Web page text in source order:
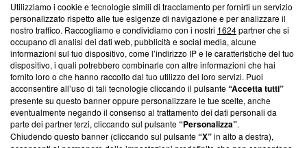
Questa sezione offre informazioni trasparenti su Blasting
News, sui nostri processi editoriali e su come ci impegniamo a
creare news di qualità. Inoltre, afferma la nostra aderenza a
‘Trust Project - News with Integrity’Blasting News non è
ancora membro del programma, ma ha richiesto di farne
parte; Trust Project non ha ancora effettuato una verifica di
conformità agli standard.
Su di noi
Utilizziamo i cookie e tecnologie simili di tracciamento per fornirti un servizio
personalizzato rispetto alle tue esigenze di navigazione e per analizzare il
nostro traffico. Raccogliamo e condividiamo con i nostri 1624partner che si
occupano di analisi dei dati web, pubblicità e social media, alcune
informazioni sul tuo dispositivo, come l’indirizzo IP e le caratteristiche del tuo
dispositivo, i quali potrebbero combinarle con altre informazioni che hai
fornito loro o che hanno raccolto dal tuo utilizzo dei loro servizi. Puoi
acconsentire all’uso di tali tecnologie cliccando il pulsante“Accetta tutti”
presente su questo banner oppure personalizzare le tue scelte, anche
eventualmente negando il consenso al trattamento dei dati personali da
parte dei partner terzi, cliccando sul pulsante“Personalizza”.
Chiudendo questo banner (cliccando sul pulsante“X”in alto a destra),